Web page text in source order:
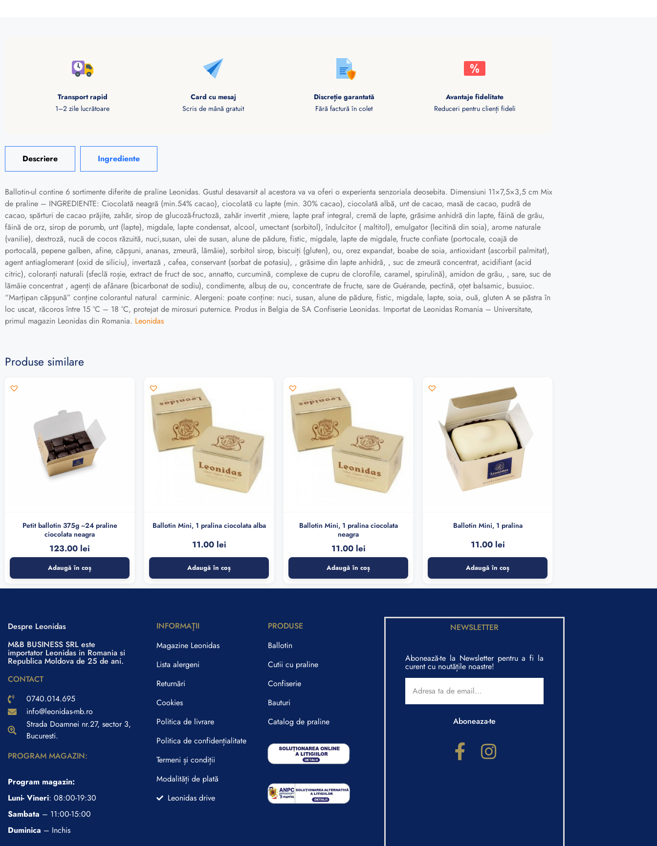
Transport rapid
1–2 zile lucrătoare
Card cu mesaj
Scris de mână gratuit
Discreție garantată
Fără factură în colet
Avantaje fidelitate
Reduceri pentru clienți fideli
Descriere Ingrediente
Ballotin-ul contine 6 sortimente diferite de praline Leonidas. Gustul desavarsit al acestora va va oferi o experienta senzoriala deosebita. Dimensiuni 11×7,5×3,5 cm Mix
de praline – INGREDIENTE: Ciocolată neagră (min.54% cacao), ciocolată cu lapte (min. 30% cacao), ciocolată albă, unt de cacao, masă de cacao, pudră de
cacao, spărturi de cacao prăjite, zahăr, sirop de glucoză-fructoză, zahăr invertit ,miere, lapte praf integral, cremă de lapte, grăsime anhidră din lapte, făină de grâu,
făină de orz, sirop de porumb, unt (lapte), migdale, lapte condensat, alcool, umectant (sorbitol), îndulcitor ( maltitol), emulgator (lecitină din soia), arome naturale
(vanilie), dextroză, nucă de cocos răzuită, nuci,susan, ulei de susan, alune de pădure, fistic, migdale, lapte de migdale, fructe confiate (portocale, coajă de
portocală, pepene galben, afine, căpșuni, ananas, zmeură, lămâie), sorbitol sirop, biscuiți (gluten), ou, orez expandat, boabe de soia, antioxidant (ascorbil palmitat),
agent antiaglomerant (oxid de siliciu), invertază , cafea, conservant (sorbat de potasiu), , grăsime din lapte anhidră, , suc de zmeură concentrat, acidifiant (acid
citric), coloranți naturali (sfeclă roșie, extract de fruct de soc, annatto, curcumină, complexe de cupru de clorofile, caramel, spirulină), amidon de grâu, , sare, suc de
lămâie concentrat , agenți de afânare (bicarbonat de sodiu), condimente, albuș de ou, concentrate de fructe, sare de Guérande, pectină, oțet balsamic, busuioc.
“Marțipan căpșună” conține colorantul natural carminic. Alergeni: poate conține: nuci, susan, alune de pădure, fistic, migdale, lapte, soia, ouă, gluten A se păstra în
loc uscat, răcoros între 15 °C – 18 °C, protejat de mirosuri puternice. Produs in Belgia de SA Confiserie Leonidas. Importat de Leonidas Romania – Universitate,
primul magazin Leonidas din Romania. Leonidas
Produse similare
Petit ballotin 375g ~24 praline
ciocolata neagra
123.00 lei
Adaugă în coș
Ballotin Mini, 1 pralina ciocolata alba
11.00 lei
Adaugă în coș
Ballotin Mini, 1 pralina ciocolata
neagra
11.00 lei
Adaugă în coș
Ballotin Mini, 1 pralina
11.00 lei
Adaugă în coș
Despre Leonidas
M&B BUSINESS SRL este
importator Leonidas in Romania si
Republica Moldova de 25 de ani.
CONTACT
0740.014.695
info@leonidas-mb.ro
Strada Doamnei nr.27, sector 3,
Bucuresti.
PROGRAM MAGAZIN:
Program magazin:
Luni- Vineri: 08:00-19:30
Sambata – 11:00-15:00
Duminica – Inchis
INFORMAŢII
Magazine Leonidas
Lista alergeni
Returnări
Cookies
Politica de livrare
Politica de confidențialitate
Termeni și condiții
Modalități de plată
Leonidas drive
PRODUSE
Ballotin
Cutii cu praline
Confiserie
Bauturi
Catalog de praline
NEWSLETTER
Abonează-te la Newsletter pentru a fi la
curent cu noutățile noastre!
Aboneaza-te